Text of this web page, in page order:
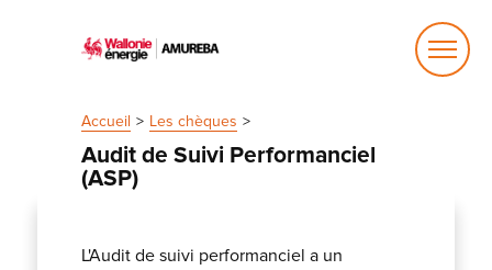
Accueil Les chèques
Audit de Suivi Performanciel
(ASP)
L'Audit de suivi performanciel a un
Ouvrir
le